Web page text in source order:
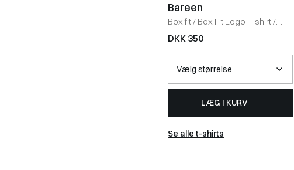
Bareen
Box fit/ Box Fit Logo T-shirt/
WHITE
DKK 350
LÆG I KURV
Se alle t-shirts